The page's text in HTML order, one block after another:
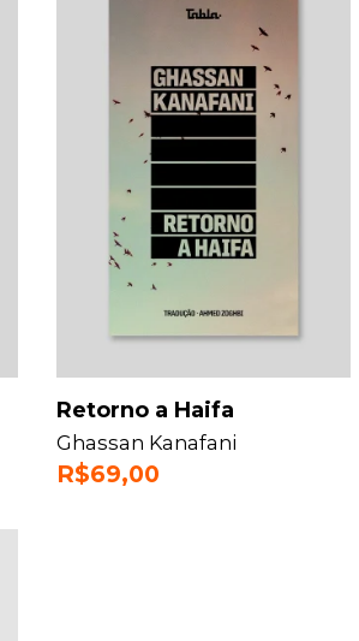
Retorno a Haifa
Ghassan Kanafani
R$69,00